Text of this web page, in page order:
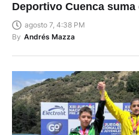
Deportivo Cuenca
agosto 7, 4:38 PM
By Andrés Mazza